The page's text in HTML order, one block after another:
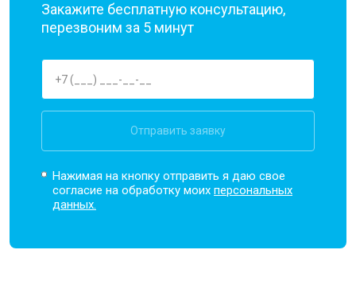
Закажите бесплатную консультацию,
перезвоним за 5 минут
Отправить заявку
Нажимая на кнопку отправить я даю свое
согласие на обработку моихперсональных
данных.